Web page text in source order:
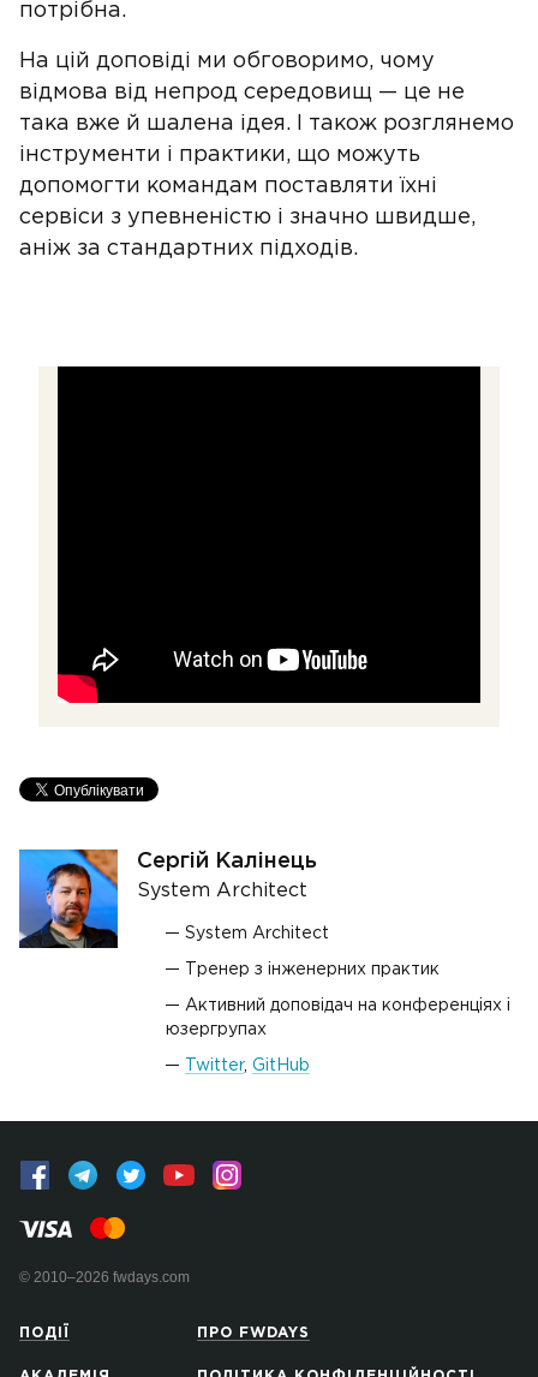
потрібна.
На цій доповіді ми обговоримо, чому
відмова від непрод середовищ — це не
така вже й шалена ідея. І також розглянемо
інструменти і практики, що можуть
допомогти командам поставляти їхні
сервіси з упевненістю і значно швидше,
аніж за стандартних підходів.
Сергій Калінець
System Architect
System Architect
Тренер з інженерних практик
Активний доповідач на конференціях і
юзергрупах
Twitter, GitHub
© 2010–2026 fwdays.com
ПОДІЇ ПРО FWDAYS